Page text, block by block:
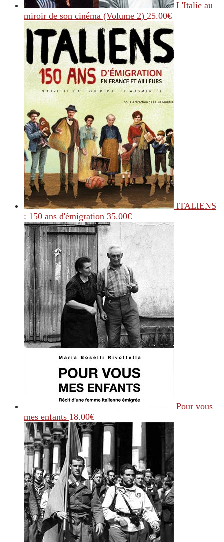
L'Italie au
miroir de son cinéma (Volume 2) 25.00€
ITALIENS
: 150 ans d'émigration 35.00€
Pour vous
mes enfants 18.00€